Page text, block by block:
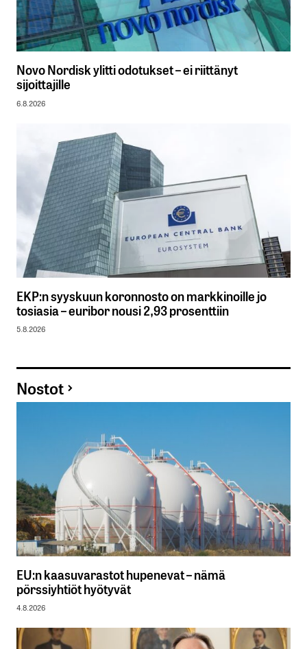
Novo Nordisk ylitti odotukset – ei riittänyt
sijoittajille
6.8.2026
EKP:n syyskuun koronnosto on markkinoille jo
tosiasia – euribor nousi 2,93 prosenttiin
5.8.2026
Nostot
EU:n kaasuvarastot hupenevat – nämä
pörssiyhtiöt hyötyvät
4.8.2026